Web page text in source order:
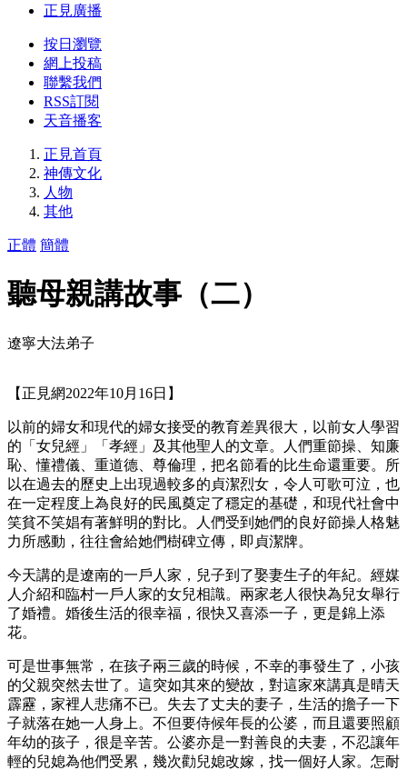
正見廣播
按日瀏覽
網上投稿
聯繫我們
RSS訂閱
天音播客
正見首頁
神傳文化
人物
其他
正體 簡體
聽母親講故事（二）
遼寧大法弟子
【正見網2022年10月16日】
以前的婦女和現代的婦女接受的教育差異很大，以前女人學習
的「女兒經」「孝經」及其他聖人的文章。人們重節操、知廉
恥、懂禮儀、重道德、尊倫理，把名節看的比生命還重要。所
以在過去的歷史上出現過較多的貞潔烈女，令人可歌可泣，也
在一定程度上為良好的民風奠定了穩定的基礎，和現代社會中
笑貧不笑娼有著鮮明的對比。人們受到她們的良好節操人格魅
力所感動，往往會給她們樹碑立傳，即貞潔牌。
今天講的是遼南的一戶人家，兒子到了娶妻生子的年紀。經媒
人介紹和臨村一戶人家的女兒相識。兩家老人很快為兒女舉行
了婚禮。婚後生活的很幸福，很快又喜添一子，更是錦上添
花。
可是世事無常，在孩子兩三歲的時候，不幸的事發生了，小孩
的父親突然去世了。這突如其來的變故，對這家來講真是晴天
霹靂，家裡人悲痛不已。失去了丈夫的妻子，生活的擔子一下
子就落在她一人身上。不但要侍候年長的公婆，而且還要照顧
年幼的孩子，很是辛苦。公婆亦是一對善良的夫妻，不忍讓年
輕的兒媳為他們受累，幾次勸兒媳改嫁，找一個好人家。怎耐